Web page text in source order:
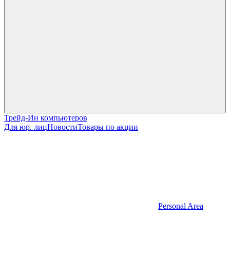
Трейд-Ин компьютеров
Для юр. лицНовостиТовары по акции
Personal Area